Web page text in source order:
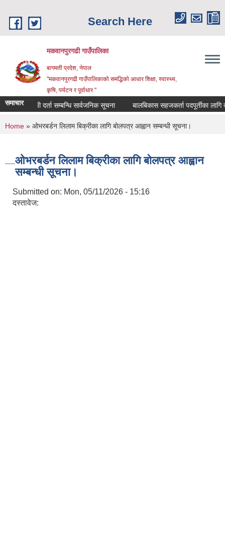
Search Here
मकवानपुरगढी गाउँपालिका
बागमती प्रदेश, नेपाल
"मकवानपुरगढी गाउँपालिकाको समद्धिको आधार शिक्षा, स्‍वास्‍थ्‍य,
कृषि, पर्यटन र पूर्वाधार "
समाचारसूची दर्ता सम्बन्धि सार्वजनिक सूचना बालबिकास सहजकर्ता पदपूर्तीका लागि
You are here
Home » ओभरबर्डन लिलाम बिक्रीका लागि बोलपत्र आह्वान सम्बन्धी सूचना।
ओभरबर्डन लिलाम बिक्रीका लागि बोलपत्र आह्वान
सम्बन्धी सूचना।
Submitted on: Mon, 05/11/2026 - 15:16
दस्तावेज: